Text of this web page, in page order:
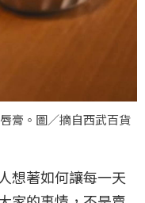
膏。圖／摘自西武百貨
想著如何讓每一天